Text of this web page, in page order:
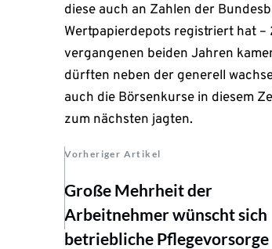
diese auch an Zahlen der
Wertpapierdepots registriert hat
vergangenen beiden Jahren
dürften neben der generell
auch die Börsenkurse in diesem
zum nächsten jagten.
Vorheriger Artikel
Große Mehrheit der
Arbeitnehmer wünscht sich
betriebliche Pflegevorsorge